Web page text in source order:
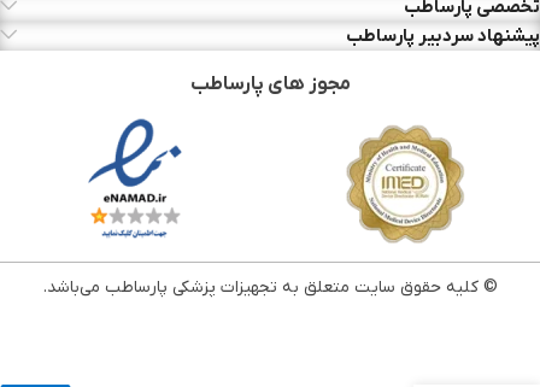
تخصصی پارساطب
پیشنهاد سردبیر پارساطب
مجوز های پارساطب
© کلیه حقوق سایت متعلق به تجهیزات پزشکی پارساطب می‌باشد.